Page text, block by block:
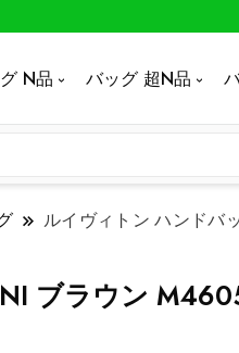
N品 バッグ 超N品
ルイヴィトン ハンドバ
ブラウン